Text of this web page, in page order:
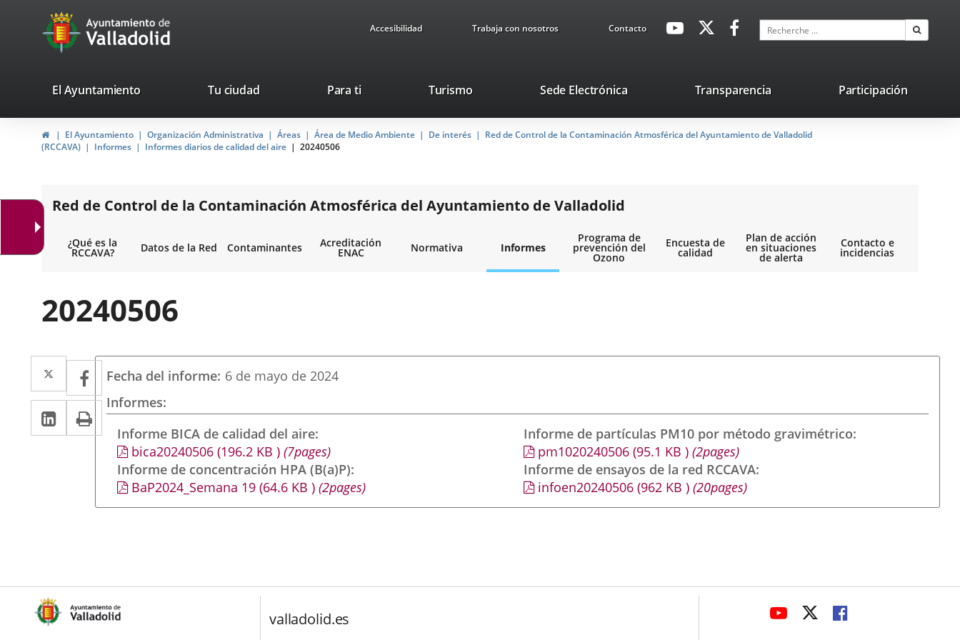
Portal
Web
Ayuntamiento
de
Valladolid
Accesibilidad Trabaja con nosotros ContactoavaHeaderSocial
Enlace
externa.
Enlace
aplicación
externa.
Enlace
aplicación
externa.
Recherche
valladolid.es
El Ayuntamiento Tu ciudad Para ti TurismoEste
se
abrirá
nueva.
Sede ElectrónicaEnlace
una
aplicación
Transparencia Participación
InicioEl Ayuntamiento Organización Administrativa Áreas Área de Medio Ambiente De interés
Red de Control de la Contaminación Atmosférica del Ayuntamiento de Valladolid
(RCCAVA)
Informes Informes diarios de calidad del aire 20240506
Red de Control de la Contaminación Atmosférica del Ayuntamiento de Valladolid
¿Qué es la
RCCAVA? Datos de la Red Contaminantes Acreditación
ENAC Normativa Informes
Programa de
prevención del
Ozono
Encuesta de
calidad
Plan de acción
en situaciones
de alerta
Contacto e
incidencias
20240506
Twitter
Enlace
a
una
aplicación
externa.
Facebook
Enlace
a
una
aplicación
externa.
LinkedIn
Enlace
a
aplicación
externa.
Imprimir
Fecha del informe 6 de mayo de 2024
Informes
Informe BICA de calidad del aire
bica20240506(196.2 KB )(7pages)
Informe de concentración HPA (B(a)P)
BaP2024_Semana 19(64.6 KB )(2pages)
Informe de partículas PM10 por método gravimétrico
pm1020240506 (95.1 KB) (2pages)
Informe de ensayos de la red RCCAVA
infoen20240506 (962 KB) (20pages)
valladolid.es
ENLACEENLACEENLACE